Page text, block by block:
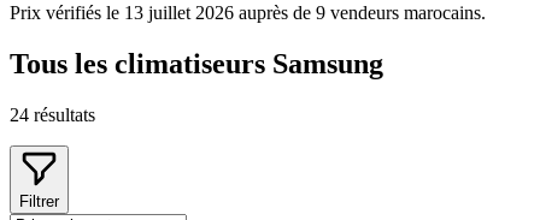
Prix vérifiés le 13 juillet 2026 auprès de 9 vendeurs marocains.
Tous les climatiseurs Samsung
24 résultats
Filtrer